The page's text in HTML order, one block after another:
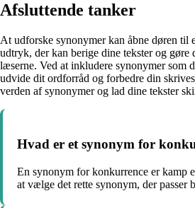
Afsluttende tanker
At udforske synonymer kan åbne døren til
udtryk, der kan berige dine tekster og gøre
læserne. Ved at inkludere synonymer som
udvide dit ordforråd og forbedre din
verden af synonymer og lad dine tekster
Hvad er et synonym for
En synonym for konkurrence er kamp
at vælge det rette synonym, der passer